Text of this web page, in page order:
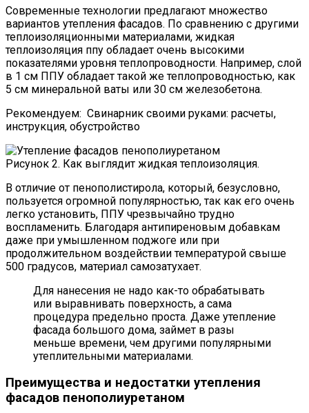
Современные технологии предлагают множество
вариантов утепления фасадов. По сравнению с другими
теплоизоляционными материалами, жидкая
теплоизоляция ппу обладает очень высокими
показателями уровня теплопроводности. Например, слой
в 1 см ППУ обладает такой же теплопроводностью, как
5 см минеральной ваты или 30 см железобетона.
Рекомендуем: Свинарник своими руками: расчеты,
инструкция, обустройство
Рисунок 2. Как выглядит жидкая теплоизоляция.
В отличие от пенополистирола, который, безусловно,
пользуется огромной популярностью, так как его очень
легко установить, ППУ чрезвычайно трудно
воспламенить. Благодаря антипиреновым добавкам
даже при умышленном поджоге или при
продолжительном воздействии температурой свыше
500 градусов, материал самозатухает.
Для нанесения не надо как-то обрабатывать
или выравнивать поверхность, а сама
процедура предельно проста. Даже утепление
фасада большого дома, займет в разы
меньше времени, чем другими популярными
утеплительными материалами.
Преимущества и недостатки утепления
фасадов пенополиуретаном